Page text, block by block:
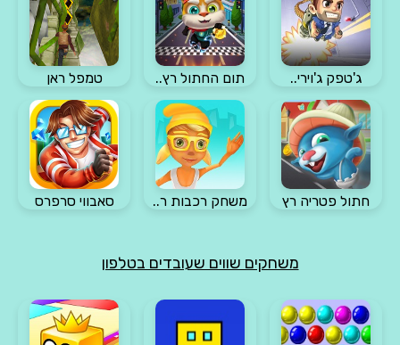
ג'טפק ג'וירי.. תום החתול רץ.. טמפל ראן
חתול פטריה רץ משחק רכבות ר.. סאבווי סרפרס
משחקים שווים שעובדים בטלפון